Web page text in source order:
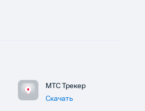
МТС Трекер
Скачать